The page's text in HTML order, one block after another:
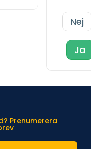
Nej
Ja
Prenumerera